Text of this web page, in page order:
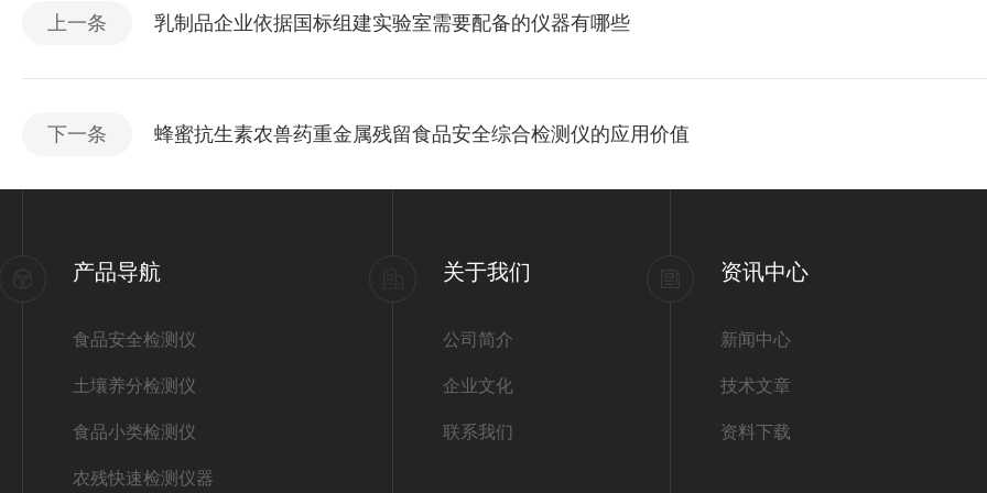
上一条 乳制品企业依据国标组建实验室需要配备的仪器有哪些
下一条 蜂蜜抗生素农兽药重金属残留食品安全综合检测仪的应用价值
产品导航
食品安全检测仪
土壤养分检测仪
食品小类检测仪
农残快速检测仪器
关于我们
公司简介
企业文化
联系我们
资讯中心
新闻中心
技术文章
资料下载